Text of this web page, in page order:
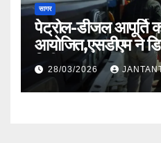
सागर
पेट्रोल-डीजल आपूर्ति
आयोजित,एसडीएम ने
निरीक्षण
28/03/2026